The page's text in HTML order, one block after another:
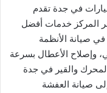
في جدة تقدم
المركز خدمات أفضل
صيانة الأنظمة
وإصلاح الأعطال بسرعة
والقير في جدة
صيانة العفشة